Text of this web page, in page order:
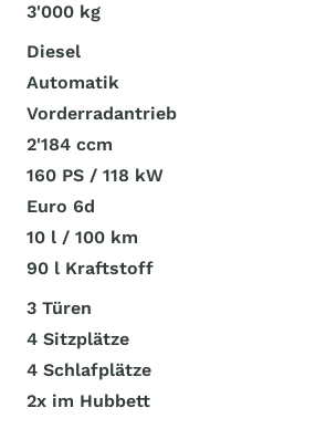
3'000 kg
Diesel
Automatik
Vorderradantrieb
2'184 ccm
160 PS / 118 kW
Euro 6d
10 l / 100 km
90 l Kraftstoff
3 Türen
4 Sitzplätze
4 Schlafplätze
2x im Hubbett